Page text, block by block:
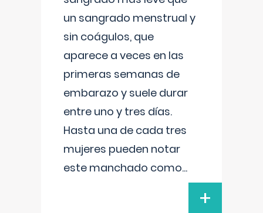
un sangrado menstrual y
sin coágulos, que
aparece a veces en las
primeras semanas de
embarazo y suele durar
entre uno y tres días.
Hasta una de cada tres
mujeres pueden notar
este manchado como...
+